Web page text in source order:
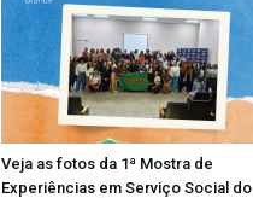
Veja as fotos da 1ª Mostra de
Experiências em Serviço Social do